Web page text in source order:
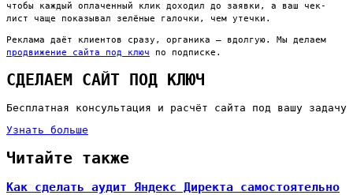
чтобы каждый оплаченный клик доходил до заявки, а ваш чек-
лист чаще показывал зелёные галочки, чем утечки.
Реклама даёт клиентов сразу, органика — вдолгую. Мы делаем
продвижение сайта под ключ по подписке.
СДЕЛАЕМ САЙТ ПОД КЛЮЧ
Бесплатная консультация и расчёт сайта под вашу задачу
Узнать больше
Читайте также
Как сделать аудит Яндекс Директа самостоятельно